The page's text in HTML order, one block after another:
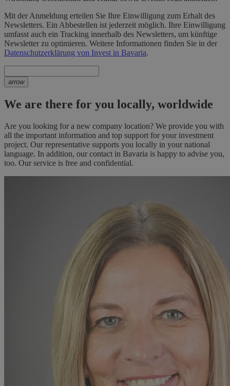
Mit der Anmeldung erteilen Sie Ihre Einwilligung zum Erhalt des
Newsletters. Ein Abbestellen ist jederzeit möglich. Ihre Einwilligung
umfasst auch ein Tracking innerhalb des Newsletters, um künftige
Newsletter zu optimieren. Weitere Informationen finden Sie in der
Datenschutzerklärung von Invest in Bavaria.
arrow
We are there for you locally, worldwide
Are you looking for a new company location? We provide you with
all the important information and top support for your investment
project. Our representative supports you locally in your national
language. In addition, our contact in Bavaria is happy to advise you,
too. Our service is free and confidential.